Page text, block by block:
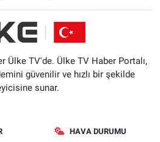
Ülke TV'de. Ülke TV Haber Portalı,
güvenilir ve hızlı bir şekilde
sunar.
HAVA DURUMU